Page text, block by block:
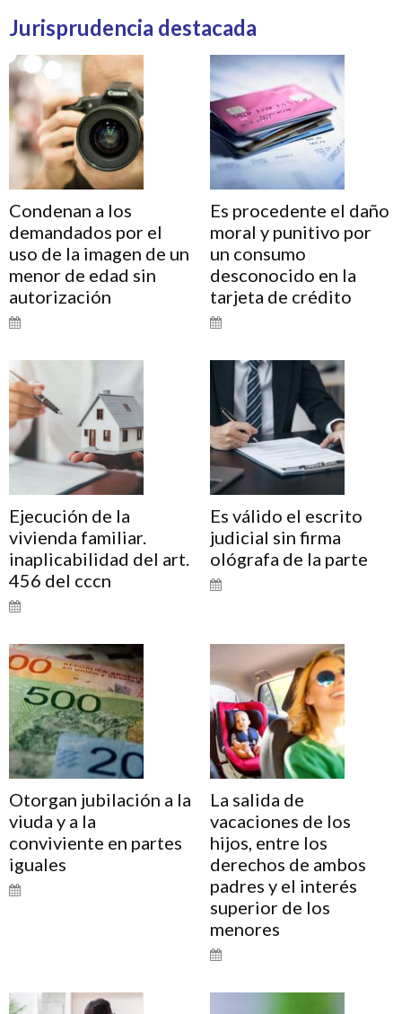
Jurisprudencia destacada
Condenan a los
demandados por el
uso de la imagen de un
menor de edad sin
autorización
Es procedente el daño
moral y punitivo por
un consumo
desconocido en la
tarjeta de crédito
Ejecución de la
vivienda familiar.
inaplicabilidad del art.
456 del cccn
Es válido el escrito
judicial sin firma
ológrafa de la parte
Otorgan jubilación a la
viuda y a la
conviviente en partes
iguales
La salida de
vacaciones de los
hijos, entre los
derechos de ambos
padres y el interés
superior de los
menores